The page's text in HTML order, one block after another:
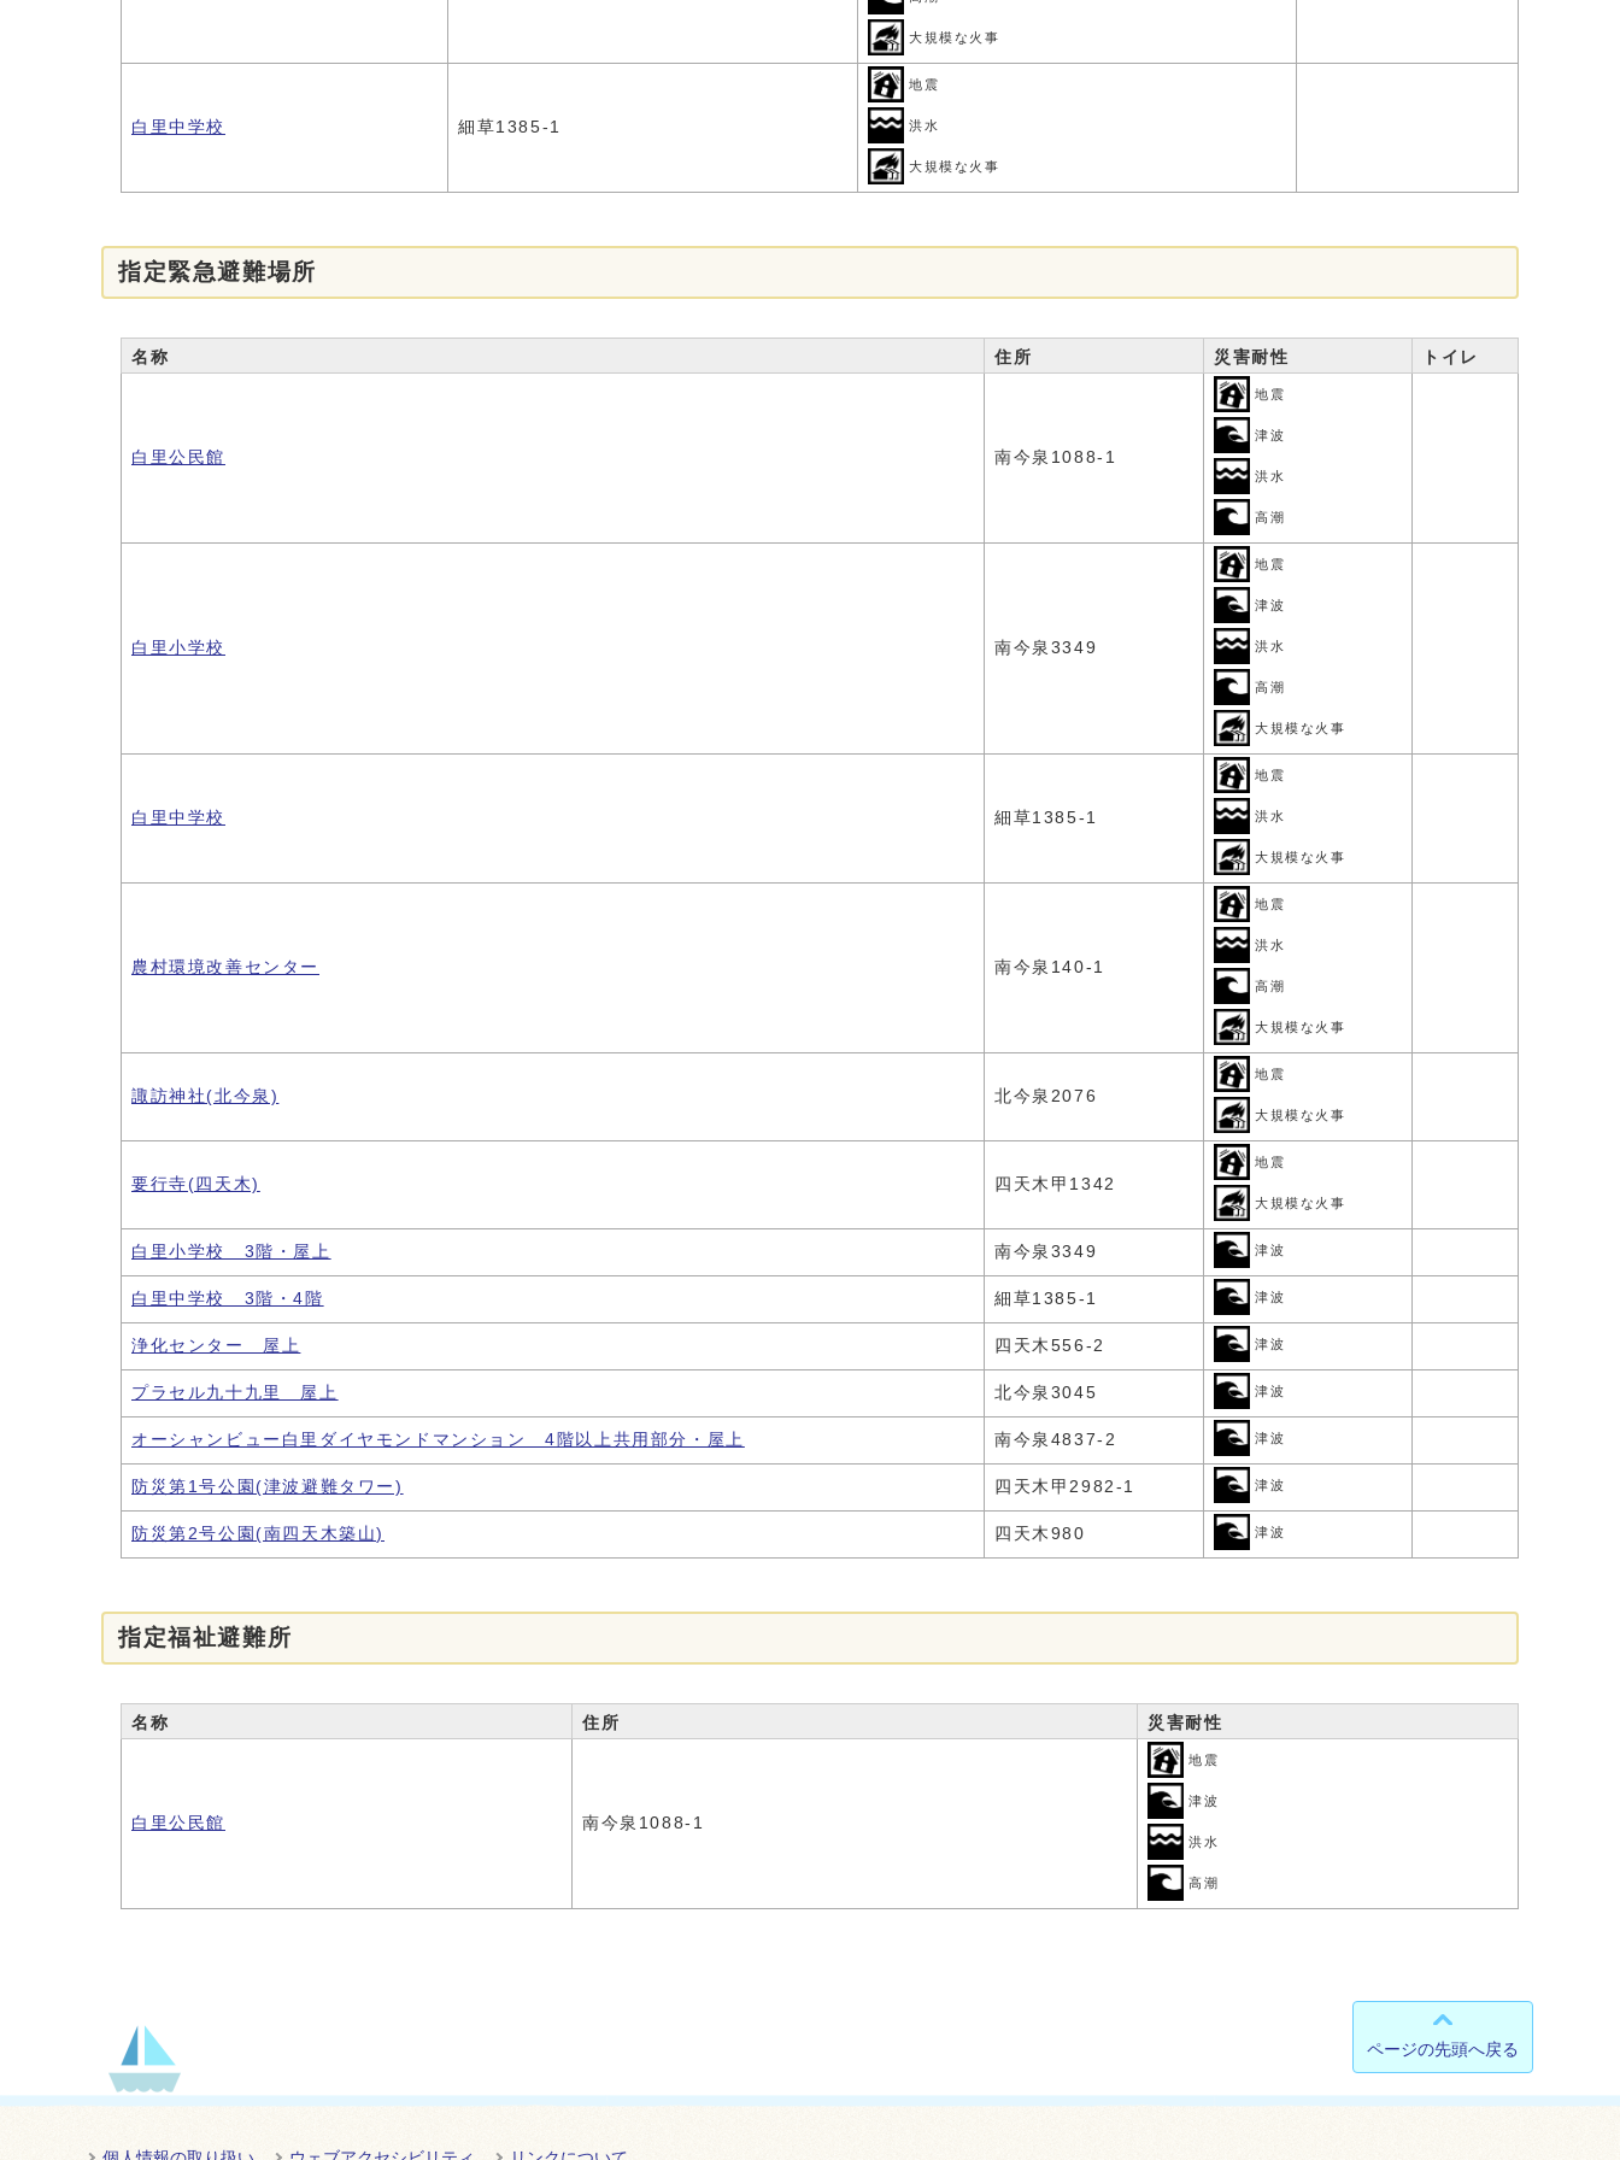
大規模な火事
白里中学校 細草1385-1
地震
洪水
大規模な火事
指定緊急避難場所
名称 住所 災害耐性 トイレ
白里公民館 南今泉1088-1
地震
津波
洪水
高潮
白里小学校 南今泉3349
地震
津波
洪水
高潮
大規模な火事
白里中学校 細草1385-1
地震
洪水
大規模な火事
農村環境改善センター 南今泉140-1
地震
洪水
高潮
大規模な火事
諏訪神社(北今泉) 北今泉2076
地震
大規模な火事
要行寺(四天木) 四天木甲1342
地震
大規模な火事
白里小学校 3階・屋上 南今泉3349 津波
白里中学校 3階・4階 細草1385-1 津波
浄化センター 屋上 四天木556-2 津波
プラセル九十九里 屋上 北今泉3045 津波
オーシャンビュー白里ダイヤモンドマンション 4階以上共用部分・屋上 南今泉4837-2 津波
防災第1号公園(津波避難タワー) 四天木甲2982-1 津波
防災第2号公園(南四天木築山) 四天木980 津波
指定福祉避難所
名称 住所 災害耐性
白里公民館 南今泉1088-1
地震
津波
洪水
高潮
ページの先頭へ戻る